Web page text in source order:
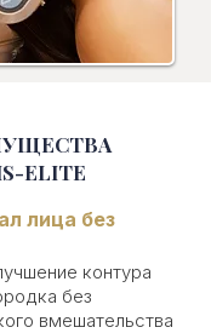
ELITE
лица без
контура
без
вмешательства